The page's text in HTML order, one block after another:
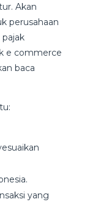
Akan
perusahaan
e commerce
baca
yang